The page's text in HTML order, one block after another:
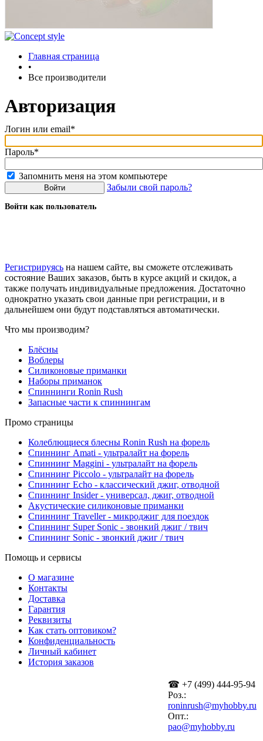
Главная страница
•
Все производители
Авторизация
Логин или email*
Пароль*
Запомнить меня на этом компьютере
Забыли свой пароль?
Войти как пользователь
Регистрируясь на нашем сайте, вы сможете отслеживать
состояние Ваших заказов, быть в курсе акций и скидок, а
также получать индивидуальные предложения. Достаточно
однократно указать свои данные при регистрации, и в
дальнейшем они будут подставляться автоматически.
Что мы производим?
Блёсны
Воблеры
Силиконовые приманки
Наборы приманок
Спиннинги Ronin Rush
Запасные части к спиннингам
Промо страницы
Колеблющиеся блесны Ronin Rush на форель
Спиннинг Amati - ультралайт на форель
Спиннинг Maggini - ультралайт на форель
Спиннинг Piccolo - ультралайт на форель
Спиннинг Echo - классический джиг, отводной
Спиннинг Insider - универсал, джиг, отводной
Акустические силиконовые приманки
Спиннинг Traveller - микроджиг для поездок
Спиннинг Super Sonic - звонкий джиг / твич
Спиннинг Sonic - звонкий джиг / твич
Помощь и сервисы
О магазине
Контакты
Доставка
Гарантия
Реквизиты
Как стать оптовиком?
Конфиденциальность
Личный кабинет
История заказов
☎ +7 (499) 444-95-94
Роз.:
roninrush@myhobby.ru
Опт.:
pao@myhobby.ru